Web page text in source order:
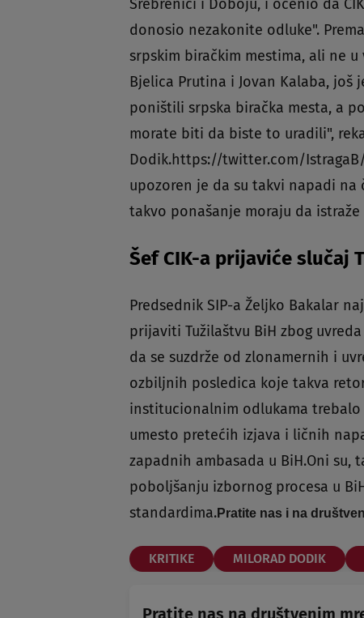
Srebrenici i Doboju, i ocenio da
donosio nezakonite odluke".
srpskim biračkim mestima, ali ne
Bjelica Prutina i Jovan Kalaba, još
poništili srpska biračka mesta, a
morate biti da biste to uradili",
Dodik.https://twitter.com/IstragaB/
upozoren je da su takvi napadi
takvo ponašanje moraju da
Šef CIK-a prijaviće slučaj
Predsednik SIP-a Željko Bakalar
prijaviti Tužilaštvu BiH zbog
da se suzdrže od zlonamernih i
ozbiljnih posledica koje takva
institucionalnim odlukama
umesto pretećih izjava i ličnih
zapadnih ambasada u BiH.Oni
poboljšanju izbornog procesa u
standardima.Pratite nas i na
KRITIKE MILORAD DODIK
Pratite nas na društvenim